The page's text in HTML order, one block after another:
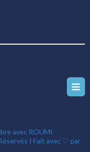
avec ROUMI
| Fait avec ♡ par